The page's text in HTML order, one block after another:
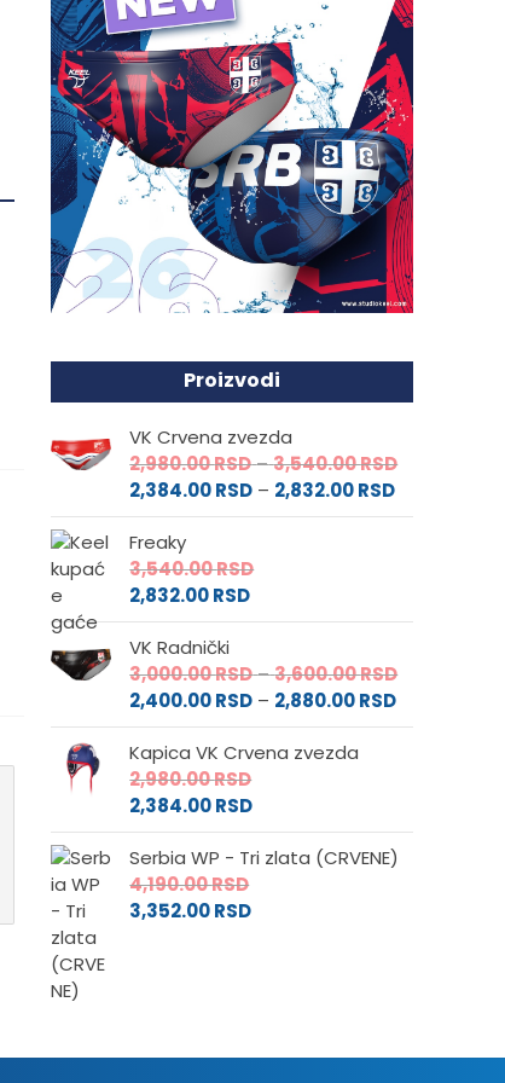
Proizvodi
VK Crvena zvezda
2,980.00RSD–3,540.00RSDRaspon
od
2,384.00RSD – 2,832.00RSDRaspon
cena:
2,832.00 RSD
Freaky
3,540.00RSD
2,832.00RSD
VK Radnički
3,000.00RSD–3,600.00RSDRaspon
od
2,400.00RSD – 2,880.00RSDRaspon
cena:
2,880.00 RSD
Kapica VK Crvena zvezda
2,980.00RSD
2,384.00RSD
Serbia WP - Tri zlata (CRVENE)
4,190.00RSD
3,352.00RSD